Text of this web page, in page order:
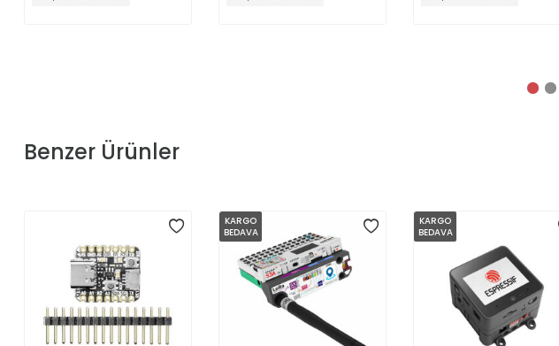
Benzer Ürünler
KARGO
BEDAVA
KARGO
BEDAVA